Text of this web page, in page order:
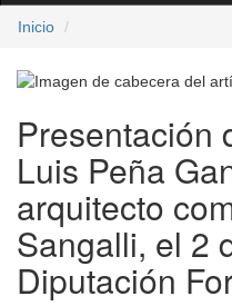
Inicio
Presentación
Luis Peña
arquitecto
Sangalli, el 2
Diputación